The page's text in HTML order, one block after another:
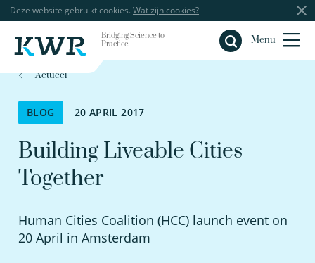
Deze website gebruikt cookies. Wat zijn cookies?
Bridging Science to
Practice
Menu
Sluiten
Actueel
BLOG 20 APRIL 2017
Building Liveable Cities
Together
Human Cities Coalition (HCC) launch event on
20 April in Amsterdam